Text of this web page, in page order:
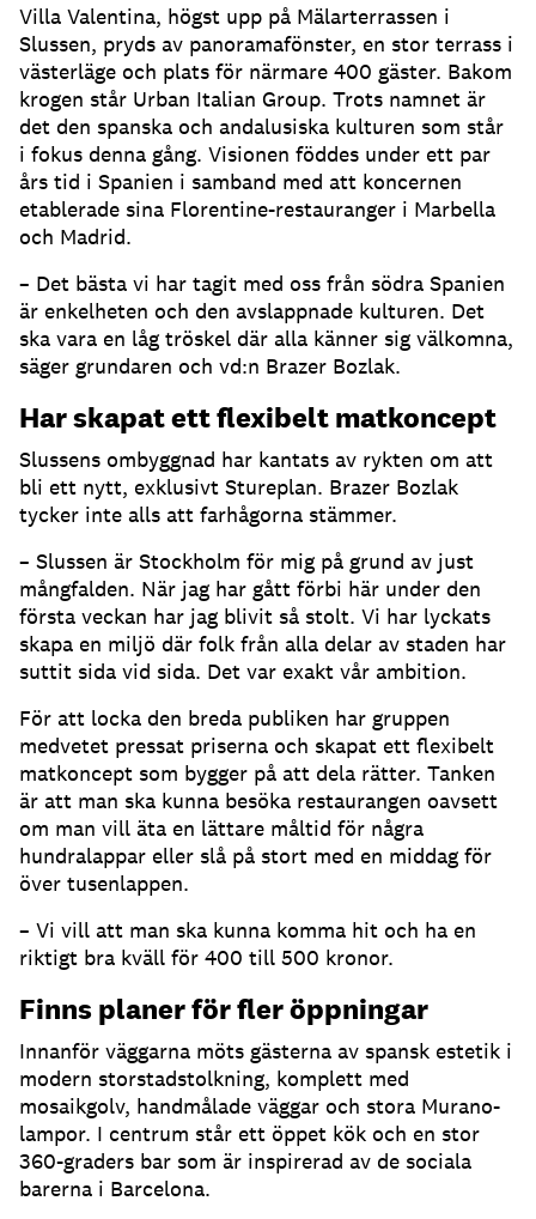
Villa Valentina, högst upp på Mälarterrassen i
Slussen, pryds av panoramafönster, en stor terrass i
västerläge och plats för närmare 400 gäster. Bakom
krogen står Urban Italian Group. Trots namnet är
det den spanska och andalusiska kulturen som står
i fokus denna gång. Visionen föddes under ett par
års tid i Spanien i samband med att koncernen
etablerade sina Florentine-restauranger i Marbella
och Madrid.
– Det bästa vi har tagit med oss från södra Spanien
är enkelheten och den avslappnade kulturen. Det
ska vara en låg tröskel där alla känner sig välkomna,
säger grundaren och vd:n Brazer Bozlak.
Har skapat ett flexibelt matkoncept
Slussens ombyggnad har kantats av rykten om att
bli ett nytt, exklusivt Stureplan. Brazer Bozlak
tycker inte alls att farhågorna stämmer.
– Slussen är Stockholm för mig på grund av just
mångfalden. När jag har gått förbi här under den
första veckan har jag blivit så stolt. Vi har lyckats
skapa en miljö där folk från alla delar av staden har
suttit sida vid sida. Det var exakt vår ambition.
För att locka den breda publiken har gruppen
medvetet pressat priserna och skapat ett flexibelt
matkoncept som bygger på att dela rätter. Tanken
är att man ska kunna besöka restaurangen oavsett
om man vill äta en lättare måltid för några
hundralappar eller slå på stort med en middag för
över tusenlappen.
– Vi vill att man ska kunna komma hit och ha en
riktigt bra kväll för 400 till 500 kronor.
Finns planer för fler öppningar
Innanför väggarna möts gästerna av spansk estetik i
modern storstadstolkning, komplett med
mosaikgolv, handmålade väggar och stora Murano-
lampor. I centrum står ett öppet kök och en stor
360-graders bar som är inspirerad av de sociala
barerna i Barcelona.